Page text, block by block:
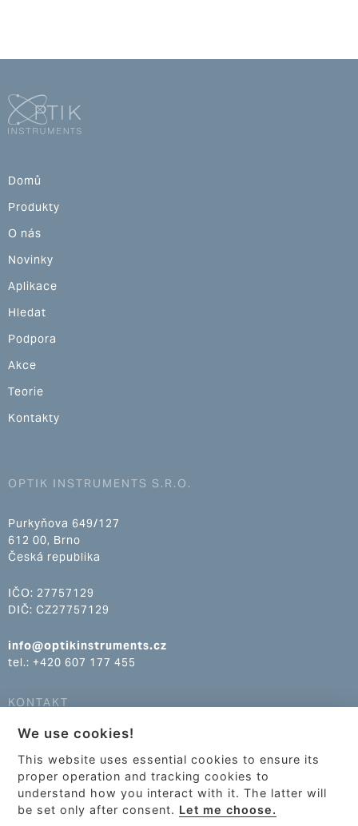
Domů
Produkty
O nás
Novinky
Aplikace
Hledat
Podpora
Akce
Teorie
Kontakty
OPTIK INSTRUMENTS S.R.O.
Purkyňova 649/127
612 00, Brno
Česká republika
IČO: 27757129
DIČ: CZ27757129
info@optikinstruments.cz
tel.: +420 607 177 455
KONTAKT
info@optikinstruments.cz
tel.: +420 607 177 455
We use cookies!
This website uses essential cookies to ensure its
proper operation and tracking cookies to
understand how you interact with it. The latter will
be set only after consent. Let me choose.